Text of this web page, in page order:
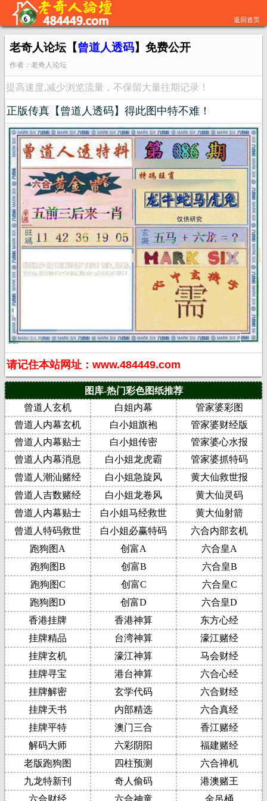
返回首页
老奇人论坛【曾道人透码】免费公开
作者：老奇人论坛
提高速度,减少浏览流量，不保留大量往期记录！
正版传真【曾道人透码】得此图中特不难！
请记住本站网址：www.484449.com
图库-热门彩色图纸推荐
曾道人玄机
白姐内幕
管家婆彩图
曾道人内幕玄机
白小姐旗袍
管家婆财经版
曾道人内幕贴士
白小姐传密
管家婆心水报
曾道人内幕消息
白小姐龙虎霸
管家婆抓特码
曾道人潮汕赌经
白小姐急旋风
黄大仙救世报
曾道人吉数赌经
白小姐龙卷风
黄大仙灵码
曾道人内幕贴士
白小姐马经救世
黄大仙射箭
曾道人特码救世
白小姐必赢特码
六合内部玄机
跑狗图A
创富A
六合皇A
跑狗图B
创富B
六合皇B
跑狗图C
创富C
六合皇C
跑狗图D
创富D
六合皇D
香港挂牌
香港神算
东方心经
挂牌精品
台湾神算
濠江赌经
挂牌玄机
濠江神算
马会财经
挂牌寻宝
港台神算
六合心经
挂牌解密
玄学代码
六合财经
挂牌天书
内部精选
六合真经
挂牌平特
澳门三合
香江赌经
解码大师
六彩阴阳
福建赌经
老版跑狗图
四柱预测
六合禅机
九龙特新刊
奇人偷码
港澳赌王
六合财经
六合神童 金吊桶